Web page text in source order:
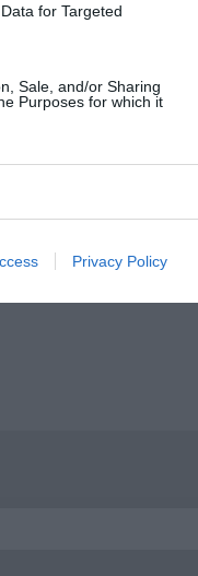
for Targeted
Sale, and/or Sharing
Purposes for which it
Privacy Policy